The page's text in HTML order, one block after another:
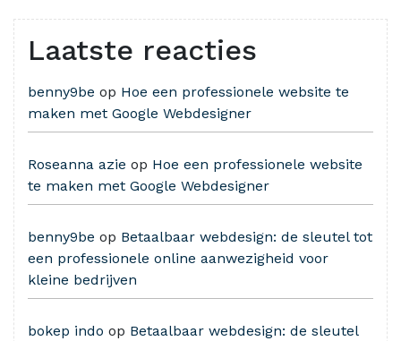
Laatste reacties
benny9be op Hoe een professionele website te
maken met Google Webdesigner
Roseanna azie op Hoe een professionele website
te maken met Google Webdesigner
benny9be op Betaalbaar webdesign: de sleutel tot
een professionele online aanwezigheid voor
kleine bedrijven
bokep indo op Betaalbaar webdesign: de sleutel